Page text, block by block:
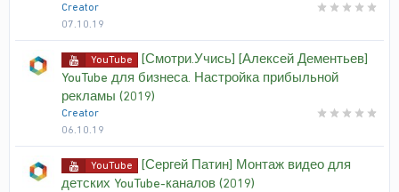
Creator
07.10.19
YouTube
[Смотри.Учись] [Алексей Дементьев]
YouTube для бизнеса. Настройка прибыльной
рекламы (2019)
Creator
06.10.19
YouTube
[Сергей Патин] Монтаж видео для
детских YouTube-каналов (2019)